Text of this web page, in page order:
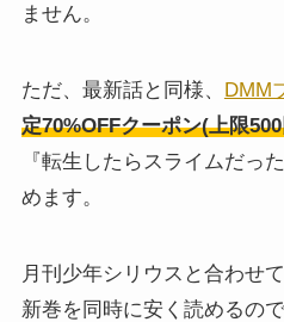
ません。
ただ、最新話と同様、 DMM
定70%OFFクーポン(上限
『転生したらスライムだっ
めます。
月刊少年シリウスと合わせ
新巻を同時に安く読めるの